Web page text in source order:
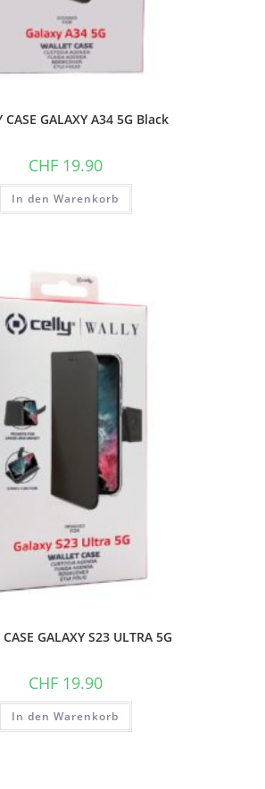
CASE GALAXY A34 5G Black
CHF19.90
In den Warenkorb
GALAXY S23 ULTRA 5G
CHF19.90
In den Warenkorb